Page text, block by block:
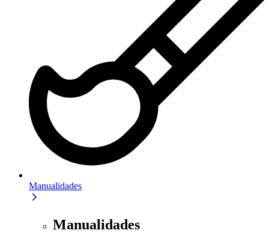
Manualidades
Manualidades